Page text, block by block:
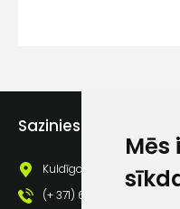
Sazinies ar mums
Kuldīgas iela 69a, Saldus,
(+ 371) 63 881 186